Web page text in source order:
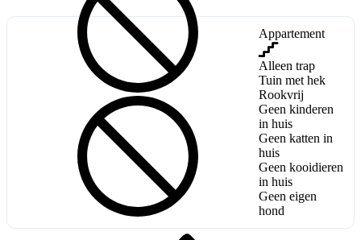
Appartement

Alleen trap
Tuin met hek
Rookvrij
Geen kinderen
in huis
Geen katten in
huis
Geen kooidieren
in huis
Geen eigen
hond